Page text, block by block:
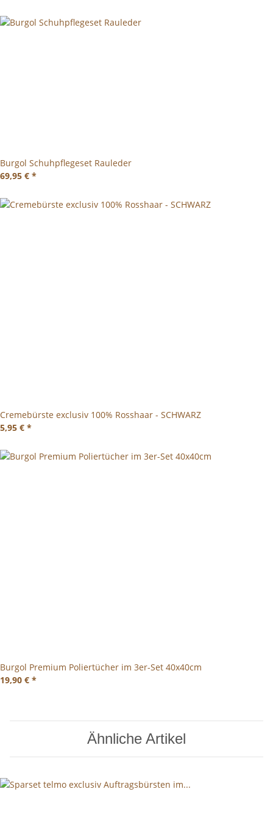
Burgol Schuhpflegeset Rauleder
69,95 € *
Cremebürste exclusiv 100% Rosshaar - SCHWARZ
5,95 € *
Burgol Premium Poliertücher im 3er-Set 40x40cm
19,90 € *
Ähnliche Artikel